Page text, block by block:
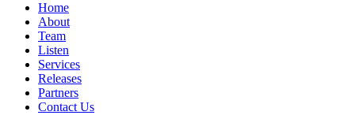
Home
About
Team
Listen
Services
Releases
Partners
Contact Us